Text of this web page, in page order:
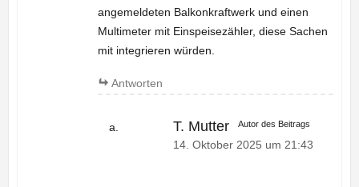
angemeldeten Balkonkraftwerk und einen
Multimeter mit Einspeisezähler, diese Sachen
mit integrieren würden.
Antworten
T. Mutter Autor des Beitrags
14. Oktober 2025 um 21:43